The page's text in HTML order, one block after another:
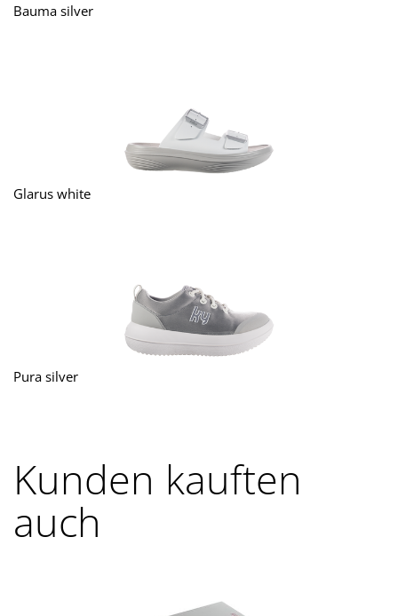
Bauma silver
Glarus white
Pura silver
Kunden kauften
auch